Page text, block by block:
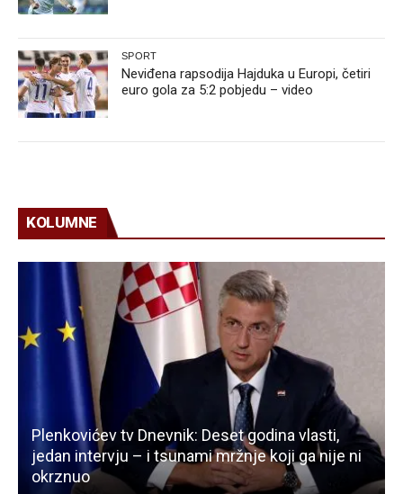
SPORT
Neviđena rapsodija Hajduka u Europi, četiri
euro gola za 5:2 pobjedu – video
KOLUMNE
Plenkovićev tv Dnevnik: Deset godina vlasti,
jedan intervju – i tsunami mržnje koji ga nije ni
okrznuo